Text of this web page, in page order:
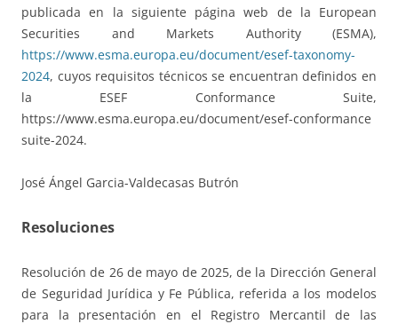
publicada en la siguiente página web de la European
Securities and Markets Authority (ESMA),
https://www.esma.europa.eu/document/esef-taxonomy-
2024, cuyos requisitos técnicos se encuentran definidos en
la ESEF Conformance Suite,
https://www.esma.europa.eu/document/esef-conformance
suite-2024.
José Ángel Garcia-Valdecasas Butrón
Resoluciones
Resolución de 26 de mayo de 2025, de la Dirección General
de Seguridad Jurídica y Fe Pública, referida a los modelos
para la presentación en el Registro Mercantil de las